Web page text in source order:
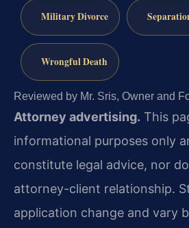
Military Divorce
Wrongful Death
Reviewed by Mr. Sris, Owner and
Attorney advertising. This
informational purposes only
constitute legal advice, nor
attorney-client relationship.
application change and vary